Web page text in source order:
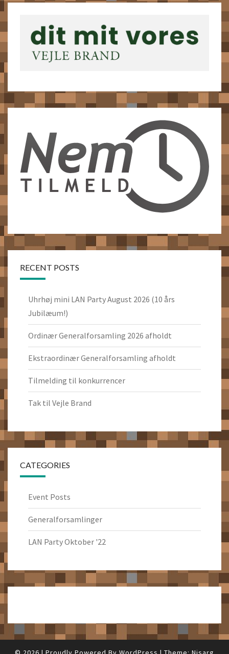
RECENT POSTS
Uhrhøj mini LAN Party August 2026 (10 års
Jubilæum!)
Ordinær Generalforsamling 2026 afholdt
Ekstraordinær Generalforsamling afholdt
Tilmelding til konkurrencer
Tak til Vejle Brand
CATEGORIES
Event Posts
Generalforsamlinger
LAN Party Oktober '22